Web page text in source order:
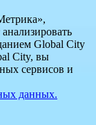
Global City
City, вы
сервисов и
данных.